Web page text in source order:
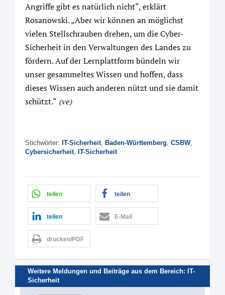
Angriffe gibt es natürlich nicht“, erklärt
Rosanowski. „Aber wir können an möglichst
vielen Stellschrauben drehen, um die Cyber-
Sicherheit in den Verwaltungen des Landes zu
fördern. Auf der Lernplattform bündeln wir
unser gesammeltes Wissen und hoffen, dass
dieses Wissen auch anderen nützt und sie damit
schützt.“ (ve)
Stichwörter: IT-Sicherheit, Baden-Württemberg, CSBW,
Cybersicherheit, IT-Sicherheit
teilen teilen
teilen E-Mail
drucken/PDF
Weitere Meldungen und Beiträge aus dem Bereich: IT-
Sicherheit